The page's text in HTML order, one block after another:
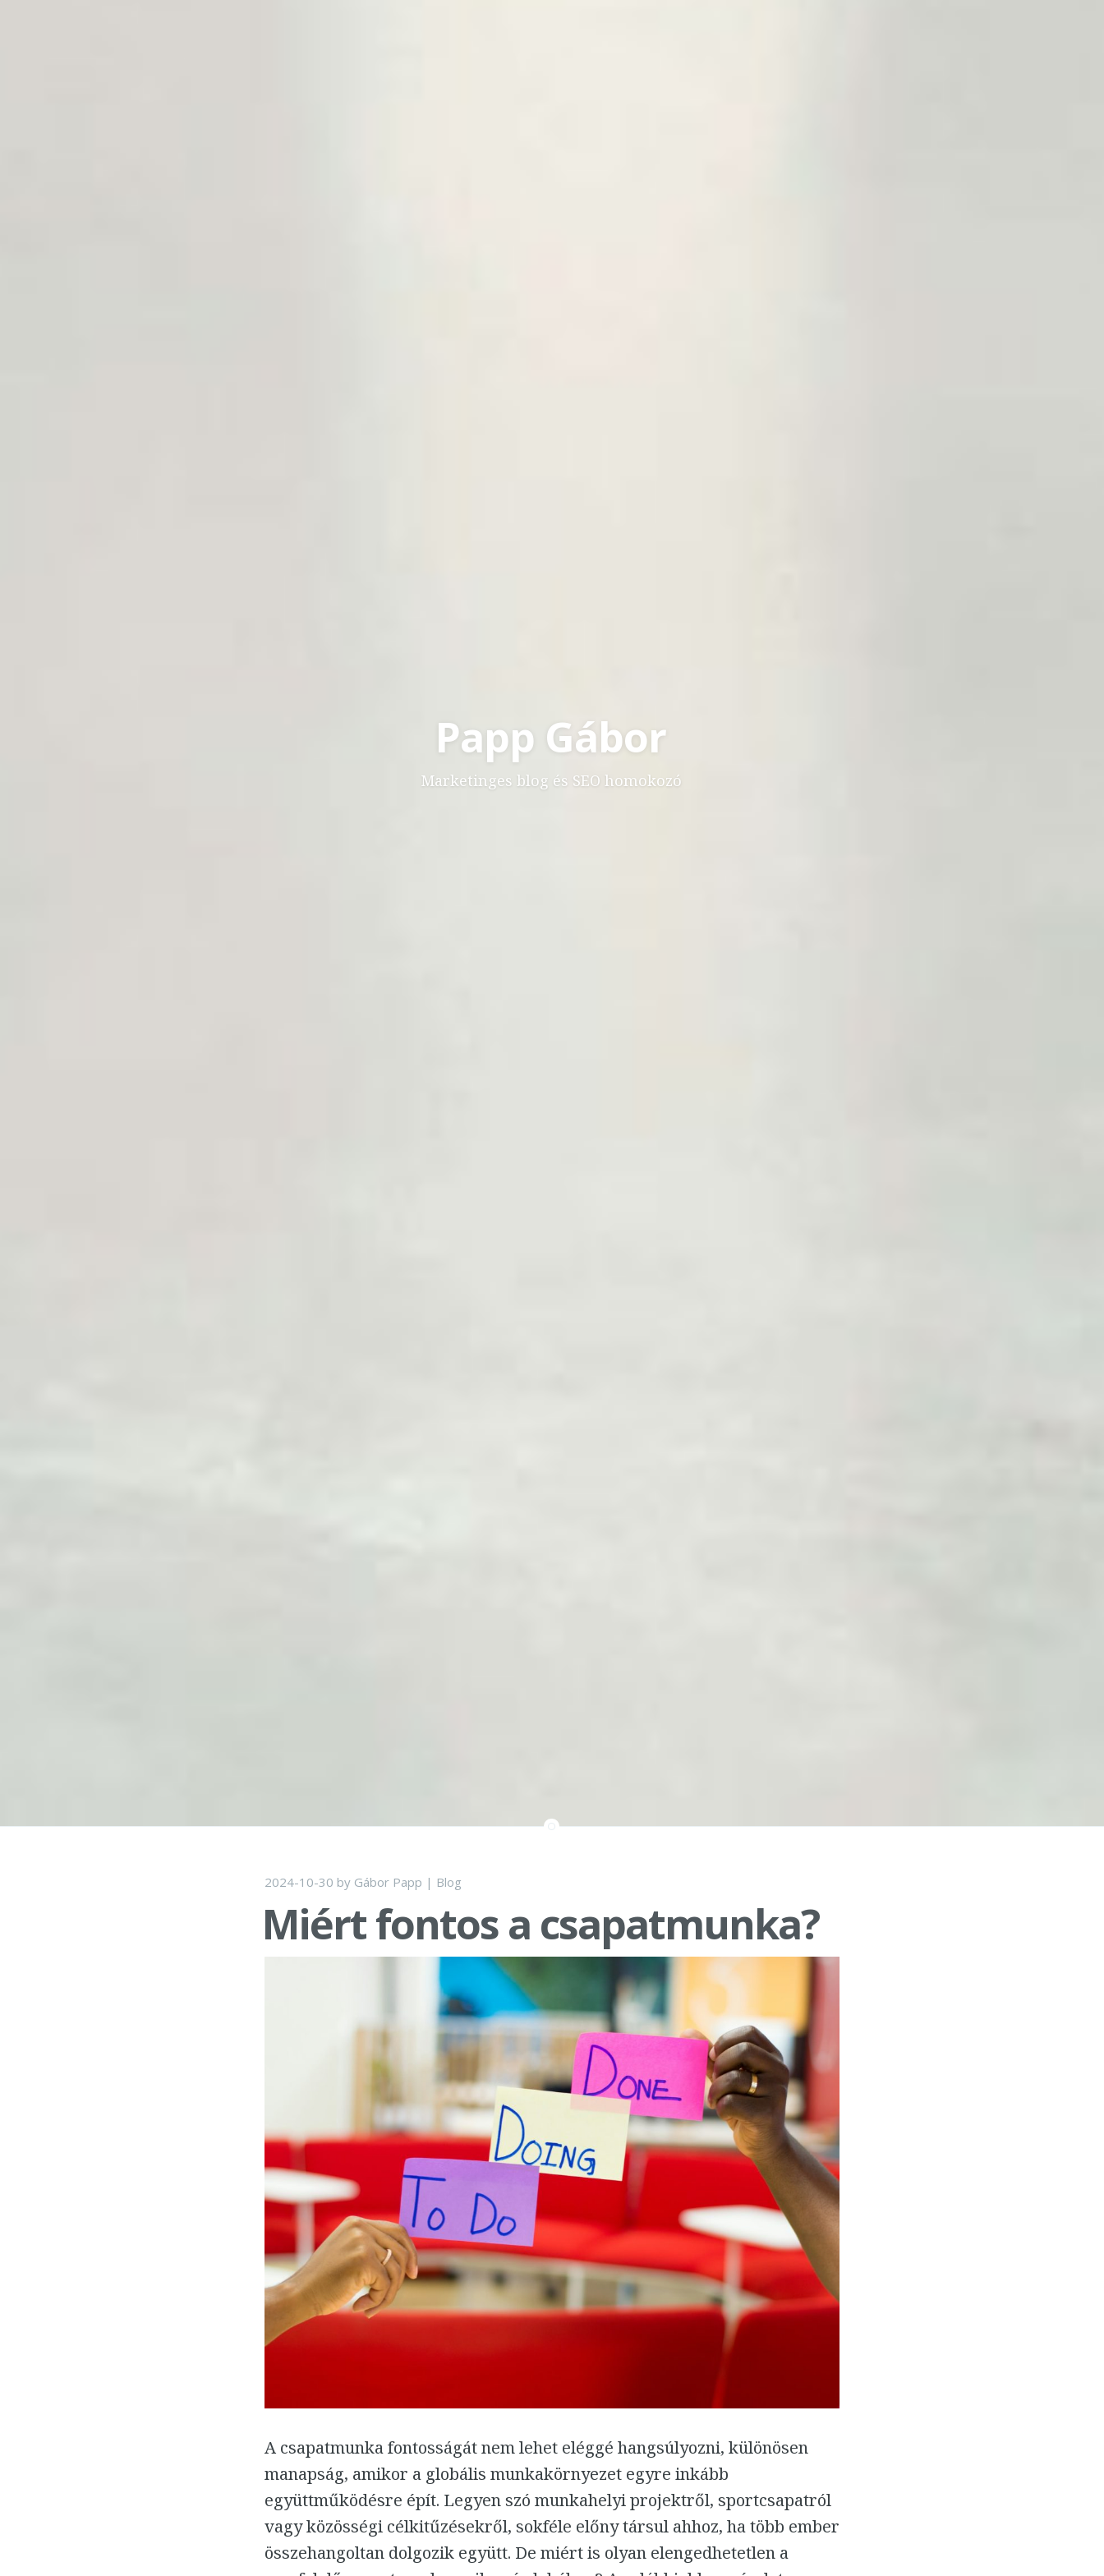
Papp Gábor
Marketinges blog és SEO homokozó
2024-10-30 by Gábor Papp | Blog
Miért fontos a csapatmunka?
A csapatmunka fontosságát nem lehet eléggé hangsúlyozni, különösen
manapság, amikor a globális munkakörnyezet egyre inkább
együttműködésre épít. Legyen szó munkahelyi projektről, sportcsapatról
vagy közösségi célkitűzésekről, sokféle előny társul ahhoz, ha több ember
összehangoltan dolgozik együtt. De miért is olyan elengedhetetlen a